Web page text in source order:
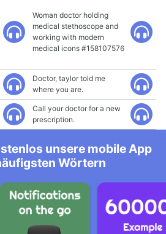
Woman doctor holding
medical stethoscope and
working with modern
medical icons #158107576
Doctor, taylor told me
where you are.
Call your doctor for a new
prescription.
unsere mobile App
Wörtern